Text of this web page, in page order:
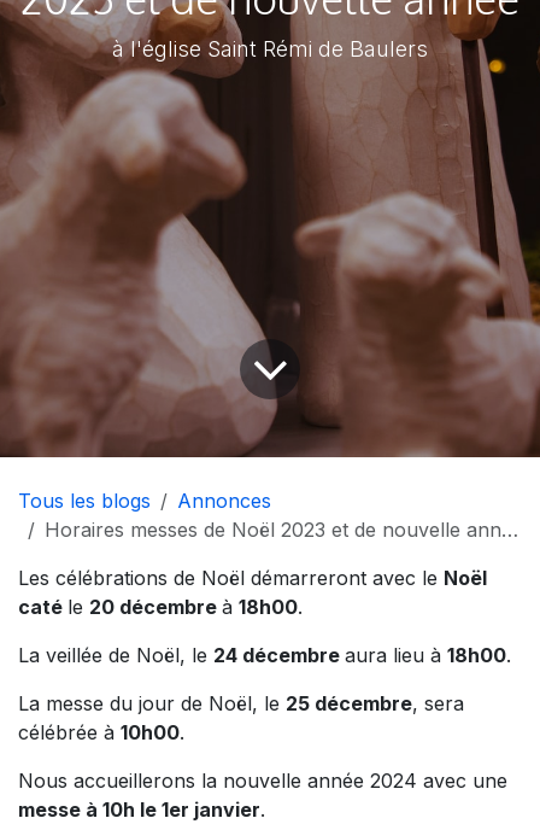
à l'église Saint Rémi de Baulers
Tous les blogs
Annonces
Horaires messes de Noël 2023 et de nouvelle année
Les célébrations de Noël démarreront avec le Noël
caté le 20 décembre à 18h00.
La veillée de Noël, le 24 décembre aura lieu à 18h00.
La messe du jour de Noël, le 25 décembre, sera
célébrée à 10h00.
Nous accueillerons la nouvelle année 2024 avec une
messe à 10h le 1er janvier.